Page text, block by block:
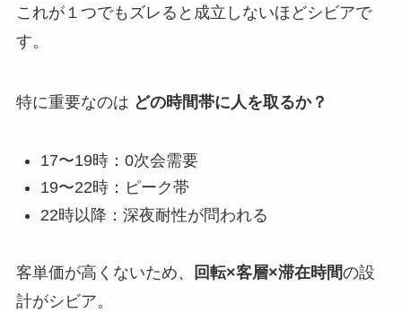
これが１つでもズレると成立しないほどシビアで
す。
特に重要なのは どの時間帯に人を取るか？
17〜19時：0次会需要
19〜22時：ピーク帯
22時以降：深夜耐性が問われる
客単価が高くないため、 回転×客層×滞在時間の設
計がシビア。